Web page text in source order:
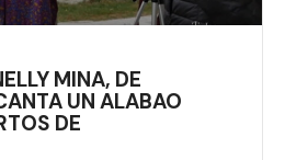
MINA, DE
UN ALABAO
DE